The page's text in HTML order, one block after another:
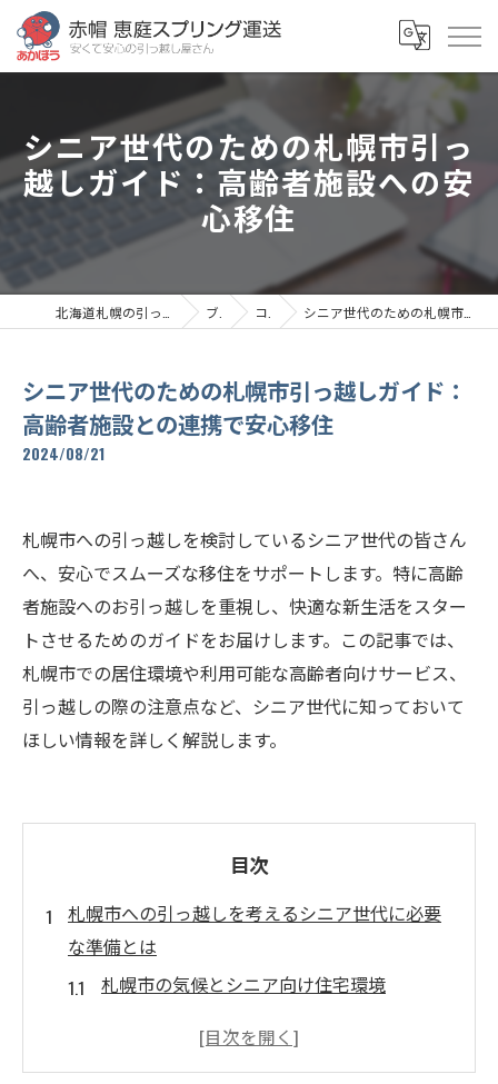
シニア世代のための札幌市引っ
越しガイド：高齢者施設への安
心移住
ブログ コラム シニア世代のための札幌市引っ越しガイド：高齢者施設との連携で安心移住
シニア世代のための札幌市引っ越しガイド：
高齢者施設との連携で安心移住
2024/08/21
札幌市への引っ越しを検討しているシニア世代の皆さん
へ、安心でスムーズな移住をサポートします。特に高齢
者施設へのお引っ越しを重視し、快適な新生活をスター
トさせるためのガイドをお届けします。この記事では、
札幌市での居住環境や利用可能な高齢者向けサービス、
引っ越しの際の注意点など、シニア世代に知っておいて
ほしい情報を詳しく解説します。
目次
札幌市への引っ越しを考えるシニア世代に必要
な準備とは
札幌市の気候とシニア向け住宅環境
引っ越し計画を立てる際の重要なステップ